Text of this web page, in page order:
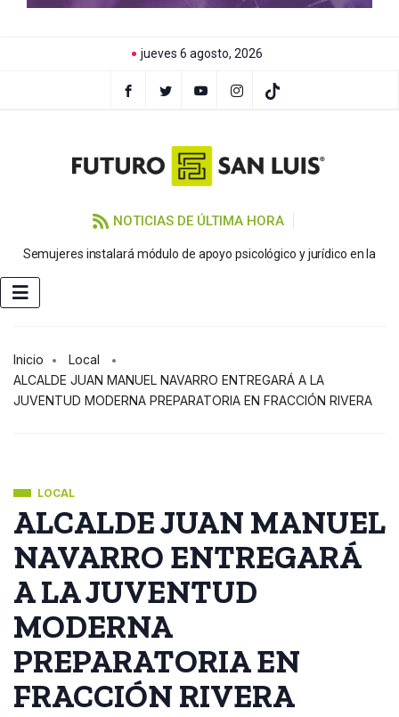
jueves 6 agosto, 2026
NOTICIAS DE ÚLTIMA HORA
Semujeres instalará módulo de apoyo psicológico y jurídico en la
Inicio
Local
ALCALDE JUAN MANUEL NAVARRO ENTREGARÁ A LA
JUVENTUD MODERNA PREPARATORIA EN FRACCIÓN RIVERA
LOCAL
ALCALDE JUAN MANUEL
NAVARRO ENTREGARÁ
A LA JUVENTUD
MODERNA
PREPARATORIA EN
FRACCIÓN RIVERA